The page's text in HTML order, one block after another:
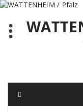
Zum
springen